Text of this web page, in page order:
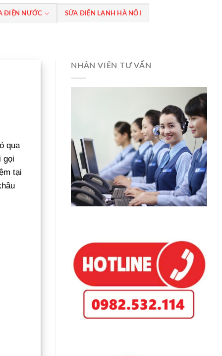
ĐIỆN NƯỚC SỬA ĐIỆN LẠNH HÀ NỘI
qua
gọi
tại
NHÂN VIÊN TƯ VẤN